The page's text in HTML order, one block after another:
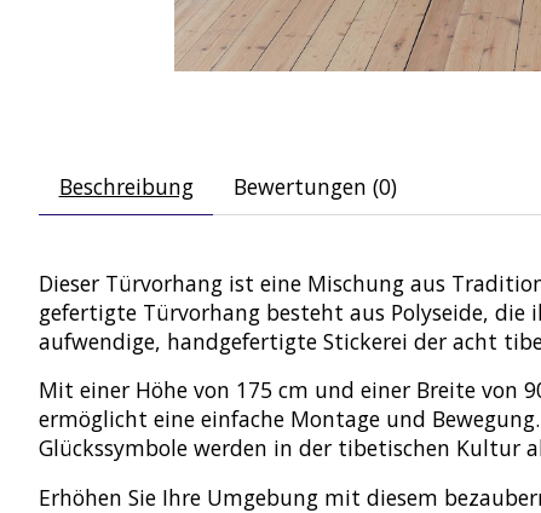
Beschreibung Bewertungen (0)
Dieser Türvorhang ist eine Mischung aus
gefertigte Türvorhang besteht aus Polyseide, die
aufwendige, handgefertigte Stickerei der acht
Mit einer Höhe von 175 cm und einer Breite von
ermöglicht eine einfache Montage und
Glückssymbole werden in der tibetischen Kultur
Erhöhen Sie Ihre Umgebung mit diesem